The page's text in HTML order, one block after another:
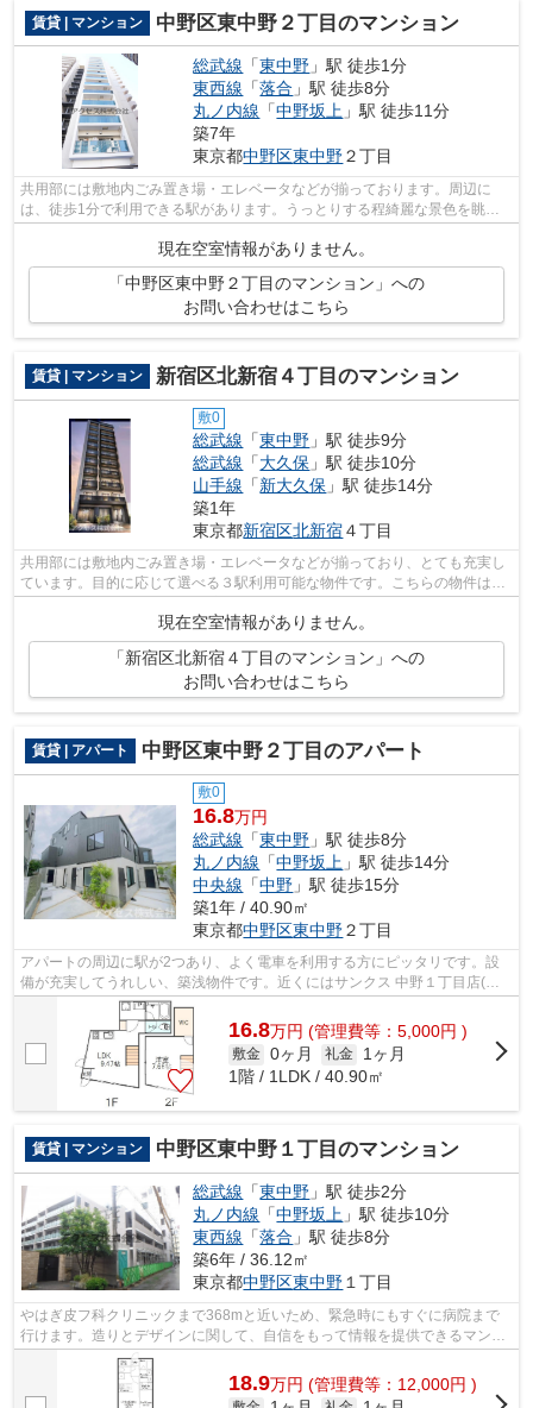
賃貸 | マンション 中野区東中野２丁目のマンション
総武線 「東中野 」駅 徒歩1分
東西線 「落合 」駅 徒歩8分
丸ノ内線 「中野坂上 」駅 徒歩11分
築7年
東京都中野区東中野２丁目
共用部には敷地内ごみ置き場・エレベータなどが揃っております。周辺に
は、徒歩1分で利用できる駅があります。うっとりする程綺麗な景色を眺め
られる、誰もが憧れるマンションです。地...
現在空室情報がありません。
「中野区東中野２丁目のマンション」への
お問い合わせはこちら
賃貸 | マンション 新宿区北新宿４丁目のマンション
敷0
総武線 「東中野 」駅 徒歩9分
総武線 「大久保 」駅 徒歩10分
山手線 「新大久保 」駅 徒歩14分
築1年
東京都新宿区北新宿４丁目
共用部には敷地内ごみ置き場・エレベータなどが揃っており、とても充実し
ています。目的に応じて選べる３駅利用可能な物件です。こちらの物件はマ
現在空室情報がありません。
「新宿区北新宿４丁目のマンション」への
お問い合わせはこちら
賃貸 | アパート 中野区東中野２丁目のアパート
敷0
16.8万円
総武線 「東中野 」駅 徒歩8分
丸ノ内線 「中野坂上 」駅 徒歩14分
中央線 「中野 」駅 徒歩15分
築1年 / 40.90㎡
東京都中野区東中野２丁目
アパートの周辺に駅が2つあり、よく電車を利用する方にピッタリです。設
備が充実してうれしい、築浅物件です。近くにはサンクス 中野１丁目店(徒
歩2分)がありちょっとした買い物に便利...
16.8万円 (管理費等：5,000円 )
敷金 0ヶ月 礼金
1ヶ月
1階 / 1LDK / 40.90㎡
賃貸 | マンション 中野区東中野１丁目のマンション
総武線 「東中野 」駅 徒歩2分
丸ノ内線 「中野坂上 」駅 徒歩10分
東西線 「落合 」駅 徒歩8分
築6年 / 36.12㎡
東京都中野区東中野 １丁目
やはぎ皮フ科クリニックまで368mと近いため、緊急時にもすぐに病院まで
行けます。造りとデザインに関して、自信をもって情報を提供できるマンシ
ョンです。風通しの良いマンションは利...
18.9万円 (管理費等：12,000円 )